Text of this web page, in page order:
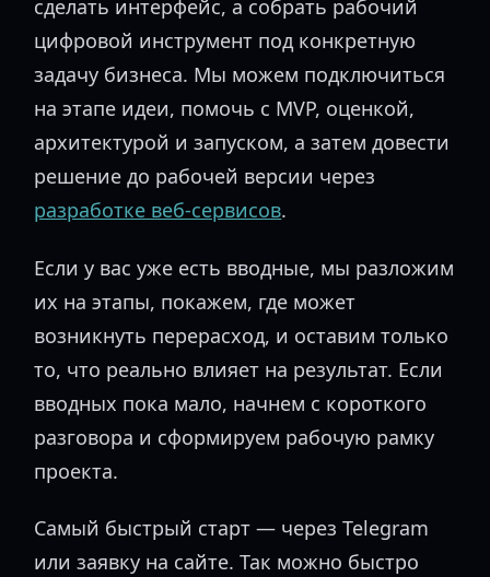
сделать интерфейс, а собрать рабочий
цифровой инструмент под конкретную
задачу бизнеса. Мы можем подключиться
на этапе идеи, помочь с MVP, оценкой,
архитектурой и запуском, а затем довести
решение до рабочей версии через
разработке веб-сервисов.
Если у вас уже есть вводные, мы разложим
их на этапы, покажем, где может
возникнуть перерасход, и оставим только
то, что реально влияет на результат. Если
вводных пока мало, начнем с короткого
разговора и сформируем рабочую рамку
проекта.
Самый быстрый старт — через Telegram
или заявку на сайте. Так можно быстро